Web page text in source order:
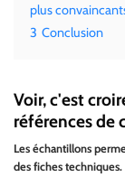
plus
3 Conclusion
Voir, c'est
références de
Les échantillons
des fiches